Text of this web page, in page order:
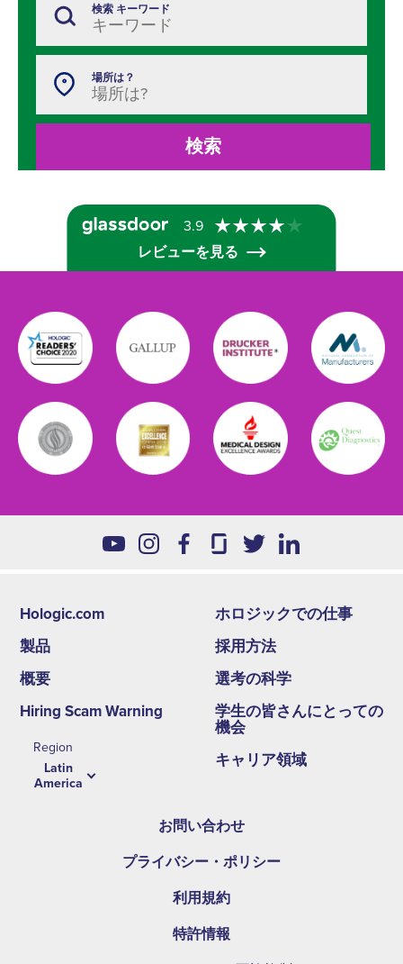
検索 キーワード
場所は？
検索
3.9
レビューを見る
Hologic.com
製品
概要
Hiring Scam Warning
Region
Latin
America
Footer
second
menu
-
LA
ホロジックでの仕事
採用方法
選考の科学
学生の皆さんにとっての
機会
キャリア領域
お問い合わせ
プライバシー・ポリシー
利用規約
特許情報